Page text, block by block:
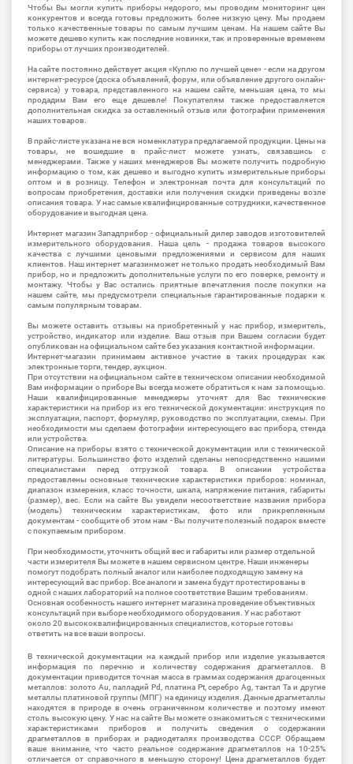
Чтобы Вы могли купить приборы недорого, мы проводим мониторинг цен
конкурентов и всегда готовы предложить более низкую цену. Мы продаем
только качественные товары по самым лучшим ценам. На нашем сайте Вы
можете дешево купить как последние новинки, так и проверенные временем
приборы от лучших производителей.
На сайте постоянно действует акция «Куплю по лучшей цене» - если на другом
интернет-ресурсе (доска объявлений, форум, или объявление другого онлайн-
сервиса) у товара, представленного на нашем сайте, меньшая цена, то мы
продадим Вам его еще дешевле! Покупателям также предоставляется
дополнительная скидка за оставленный отзыв или фотографии применения
наших товаров.
В прайс-листе указана не вся номенклатура предлагаемой продукции. Цены на
товары, не вошедшие в прайс-лист можете узнать, связавшись с
менеджерами. Также у наших менеджеров Вы можете получить подробную
информацию о том, как дешево и выгодно купить измерительные приборы
оптом и в розницу. Телефон и электронная почта для консультаций по
вопросам приобретения, доставки или получения скидки приведены возле
описания товара. У нас самые квалифицированные сотрудники, качественное
оборудование и выгодная цена.
Интернет магазин Западприбор - официальный дилер заводов изготовителей
измерительного оборудования. Наша цель - продажа товаров высокого
качества с лучшими ценовыми предложениями и сервисом для наших
клиентов. Наш интернет магазинможет не только продать необходимый Вам
прибор, но и предложить дополнительные услуги по его поверке, ремонту и
монтажу. Чтобы у Вас остались приятные впечатления после покупки на
нашем сайте, мы предусмотрели специальные гарантированные подарки к
самым популярным товарам.
Вы можете оставить отзывы на приобретенный у нас прибор, измеритель,
устройство, индикатор или изделие. Ваш отзыв при Вашем согласии будет
опубликован на официальном сайте без указания контактной информации.
Интернет-магазин принимаем активное участие в таких процедурах как
электронные торги, тендер, аукцион.
При отсутствии на официальном сайте в техническом описании необходимой
Вам информации о приборе Вы всегда можете обратиться к нам за помощью.
Наши квалифицированные менеджеры уточнят для Вас технические
характеристики на прибор из его технической документации: инструкция по
эксплуатации, паспорт, формуляр, руководство по эксплуатации, схемы. При
необходимости мы сделаем фотографии интересующего вас прибора, стенда
или устройства.
Описание на приборы взято с технической документации или с технической
литературы. Большинство фото изделий сделаны непосредственно нашими
специалистами перед отгрузкой товара. В описании устройства
предоставлены основные технические характеристики приборов: номинал,
диапазон измерения, класс точности, шкала, напряжение питания, габариты
(размер), вес. Если на сайте Вы увидели несоответствие названия прибора
(модель) техническим характеристикам, фото или прикрепленным
документам - сообщите об этом нам - Вы получите полезный подарок вместе
с покупаемым прибором.
При необходимости, уточнить общий вес и габариты или размер отдельной
части измерителя Вы можете в нашем сервисном центре. Наши инженеры
помогут подобрать полный аналог или наиболее подходящую замену на
интересующий вас прибор. Все аналоги и замена будут протестированы в
одной с наших лабораторий на полное соответствие Вашим требованиям.
Основная особенность нашего интернет магазина проведение объективных
консультаций при выборе необходимого оборудования. У нас работают
около 20 высококвалифицированных специалистов, которые готовы
ответить на все ваши вопросы.
В технической документации на каждый прибор или изделие указывается
информация по перечню и количеству содержания драгметаллов. В
документации приводится точная масса в граммах содержания драгоценных
металлов: золото Au, палладий Pd, платина Pt, серебро Ag, тантал Ta и другие
металлы платиновой группы (МПГ) на единицу изделия. Данные драгметаллы
находятся в природе в очень ограниченном количестве и поэтому имеют
столь высокую цену. У нас на сайте Вы можете ознакомиться с техническими
характеристиками приборов и получить сведения о содержании
драгметаллов в приборах и радиодеталях производства СССР. Обращаем
ваше внимание, что часто реальное содержание драгметаллов на 10-25%
отличается от справочного в меньшую сторону! Цена драгметаллов будет